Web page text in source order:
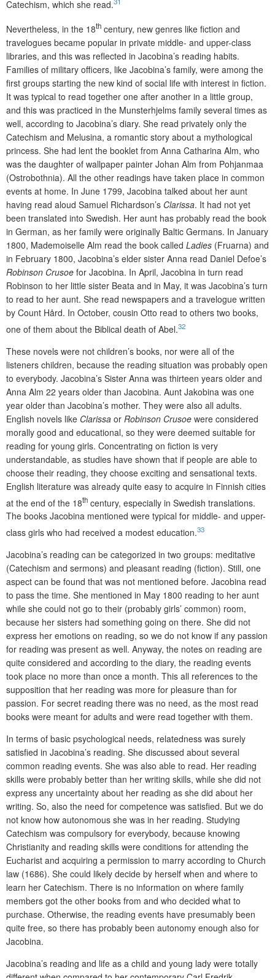
Catechism, which she read.
Nevertheless, in the 18th century, new genres like fiction and
travelogues became popular in private middle- and upper-class
libraries, and this was reflected in Jacobina’s reading habits.
Families of military officers, like Jacobina’s family, were among the
first groups starting the new kind of social life with interest in fiction.
It was typical to read together one after another in a little group,
and this was practiced in the Munsterhjelms family several times as
well, according to Jacobina’s diary. She read privately only the
Catechism and Melusina, a romantic story about a mythological
princess. She had lent the booklet from Anna Catharina Alm, who
was the daughter of wallpaper painter Johan Alm from Pohjanmaa
(Ostrobothnia). All the other readings have taken place in common
events at home. In June 1799, Jacobina talked about her aunt
having read aloud Samuel Richardson’s Clarissa. It had not yet
been translated into Swedish. Her aunt has probably read the book
in German, as her family were originally Baltic Germans. In January
1800, Mademoiselle Alm read the book called Ladies (Fruarna) and
in February 1800, Jacobina’s elder sister Anna read Daniel Defoe’s
Robinson Crusoe for Jacobina. In April, Jacobina in turn read
Robinson to her little sister Beata and in May, it was Jacobina’s turn
to read to her aunt. She read newspapers and a travelogue written
by Count Hård. In October, cousin Otto read to others two books,
one of them about the Biblical death of Abel.32
These novels were not children’s books, nor were all of the
listeners children, because the reading situation was probably open
to everybody. Jacobina’s Sister Anna was thirteen years older and
Anna Alm 22 years older than Jacobina. Aunt Jakobina was one
year older than Jacobina’s mother. They were also all adults.
English novels like Clarissa or Robinson Crusoe were considered
morally good and educational, so they were deemed suitable for
reading for young girls. Concentrating on fiction is very
understandable, as studies have shown that if people are able to
choose their reading, they choose exciting and sensational texts.
English literature was already quite easy to acquire in Finnish cities
at the end of the 18th century, especially in Swedish translations.
The books Jacobina mentioned were typical for middle- and upper-
class girls who had received a modest education.33
Jacobina’s reading can be categorized in two groups: meditative
(Catechism and sermons) and pleasant reading (fiction). Still, one
aspect can be found that was not mentioned before. Jacobina read
to pass the time. She mentioned in May 1800 reading to her aunt
while she could not go to their (probably girls’ common) room,
because her sisters had something going on there. She did not
express her emotions on reading, so we do not know if any passion
for reading was present as well. Anyway, the notes on reading are
quite considered and according to the diary, the reading events
took place no more than once a month. This all references to the
supposition that her reading was more for pleasure than for
passion. For secret reading there was no need, as the most read
books were meant for adults and were read together with them.
In terms of basic psychological needs, relatedness was surely
satisfied in Jacobina’s reading. She discussed about several
common reading events. She was also able to read. Her reading
skills were probably better than her writing skills, while she did not
express any uncertainty about her reading as she did about her
writing. So, also the need for competence was satisfied. But we do
not know how autonomous she was in her reading. Studying
Catechism was compulsory for everybody, because knowing
Christianity and reading skills were conditions for attending the
Eucharist and acquiring a permission to marry according to Church
law (1686). She could likely decide by herself when and where to
learn her Catechism. There is no information on where family
members got the other books from and who decided what to
purchase. Otherwise, the reading events have presumably been
quite free, so there has probably been autonomy enough also for
Jacobina.
Jacobina’s reading and life as a child and young lady were totally